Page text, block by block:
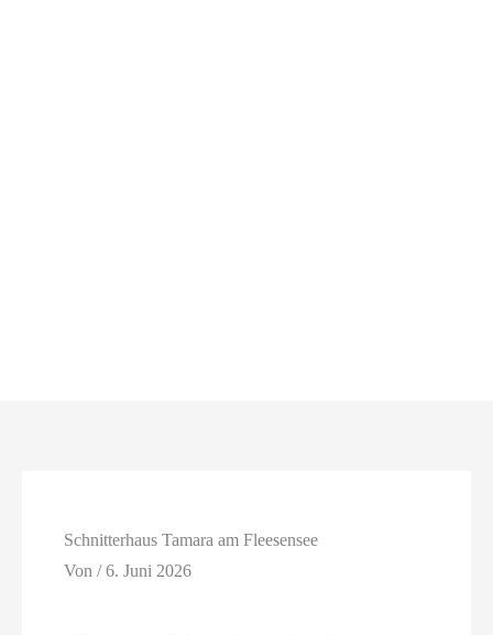
Schnitterhaus Tamara am Fleesensee
Von/6. Juni 2026